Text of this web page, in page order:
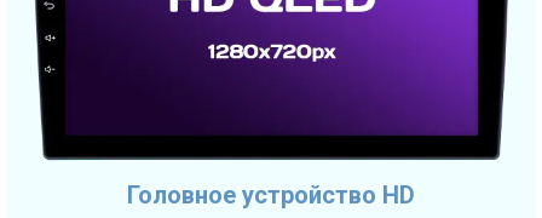
Головное устройство HD